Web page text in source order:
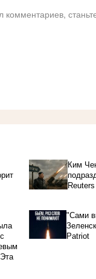
комментариев,
Ким
Reuters
"Сами
Patriot